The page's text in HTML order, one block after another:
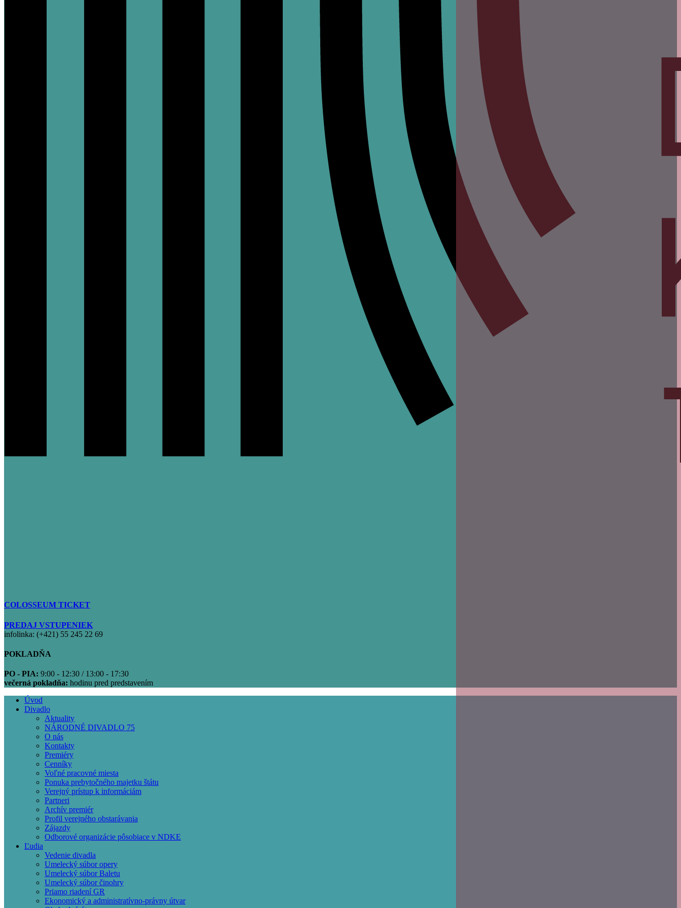
COLOSSEUM TICKET
PREDAJ VSTUPENIEK
infolinka: (+421) 55 245 22 69
POKLADŇA
PO - PIA: 9:00 - 12:30 / 13:00 - 17:30
večerná pokladňa: hodinu pred predstavením
Main
navigation
Úvod
Divadlo
Aktuality
NÁRODNÉ DIVADLO 75
O nás
Kontakty
Premiéry
Cenníky
Voľné pracovné miesta
Ponuka prebytočného majetku štátu
Verejný prístup k informáciám
Partneri
Archív premiér
Profil verejného obstarávania
Zájazdy
Odborové organizácie pôsobiace v NDKE
Ľudia
Vedenie divadla
Umelecký súbor opery
Umelecký súbor Baletu
Umelecký súbor činohry
Priamo riadení GR
Ekonomický a administratívno-právny útvar